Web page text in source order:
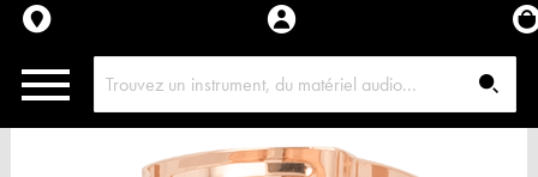
Pièces détachées